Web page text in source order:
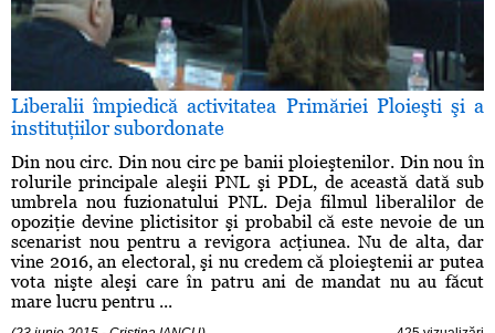
Liberalii împiedică activitatea Primăriei Ploieşti şi a
instituţiilor subordonate
Din nou circ. Din nou circ pe banii ploieştenilor. Din nou în
rolurile principale aleşii PNL şi PDL, de această dată sub
umbrela nou fuzionatului PNL. Deja filmul liberalilor de
opoziţie devine plictisitor şi probabil că este nevoie de un
scenarist nou pentru a revigora acţiunea. Nu de alta, dar
vine 2016, an electoral, şi nu credem că ploieştenii ar putea
vota nişte aleşi care în patru ani de mandat nu au făcut
mare lucru pentru ...